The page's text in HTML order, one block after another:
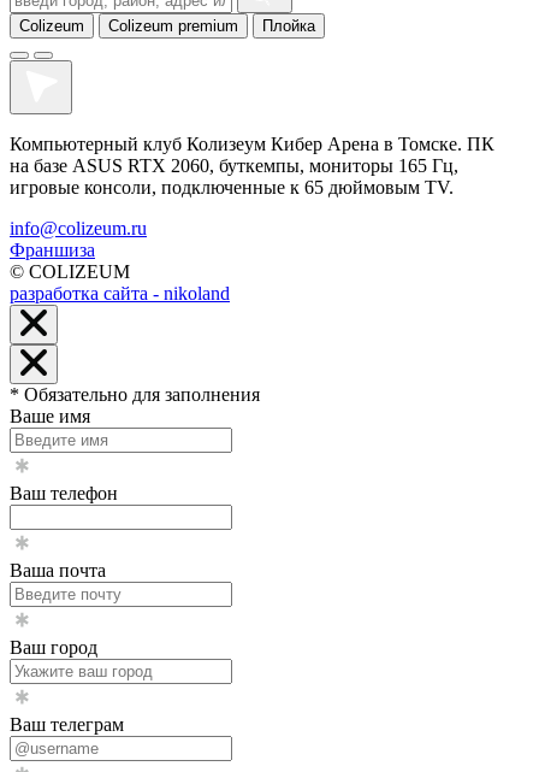
Colizeum Colizeum premium Плойка
Компьютерный клуб Колизеум Кибер Арена в Томске. ПК
на базе ASUS RTX 2060, буткемпы, мониторы 165 Гц,
игровые консоли, подключенные к 65 дюймовым TV.
info@colizeum.ru
Франшиза
© COLIZEUM
разработка сайта - nikoland
* Обязательно для заполнения
Ваше имя
Ваш телефон
Ваша почта
Ваш город
Ваш телеграм